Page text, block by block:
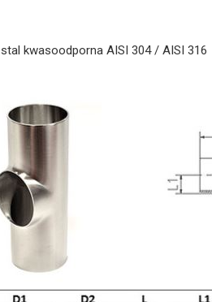
stal kwasoodporna AISI 304 / AISI 316